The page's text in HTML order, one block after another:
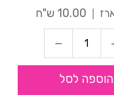
10.00 ש"ח
הוספה לסל